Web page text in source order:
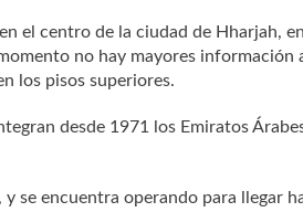
el centro de la ciudad de Hharjah,
no hay mayores información
los pisos superiores.
desde 1971 los Emiratos
se encuentra operando para llegar